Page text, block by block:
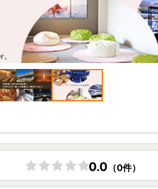
0.0 （0件）